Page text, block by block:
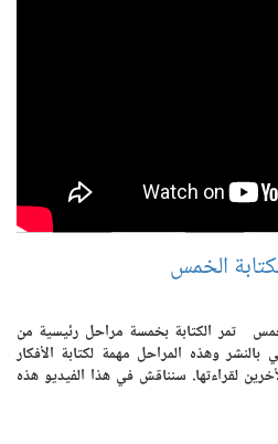
الخمس
تمر الكتابة بخمسة مراحل رئيسية من
بالنشر وهذه المراحل مهمة لكتابة الأفكار
لقراءتها. سنناقش في هذا الفيديو هذه